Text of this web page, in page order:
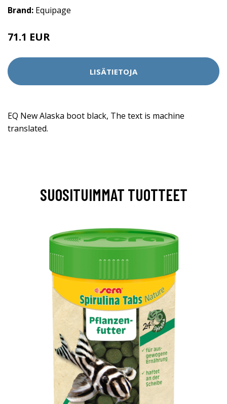
Brand: Equipage
71.1 EUR
LISÄTIETOJA
EQ New Alaska boot black, The text is machine
translated.
SUOSITUIMMAT TUOTTEET